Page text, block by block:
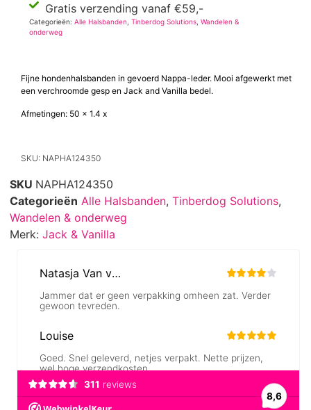
Gratis verzending vanaf €59,-
Categorieën:Alle Halsbanden ,Tinberdog Solutions ,Wandelen &
onderweg
Fijne hondenhalsbanden in gevoerd Nappa-leder. Mooi afgewerkt met
een verchroomde gesp en Jack and Vanilla bedel.
Afmetingen: 50 x 1.4 x
SKU: NAPHA124350
SKU NAPHA124350
Categorieën Alle Halsbanden, Tinberdog Solutions,
Wandelen & onderweg
Merk: Jack & Vanilla